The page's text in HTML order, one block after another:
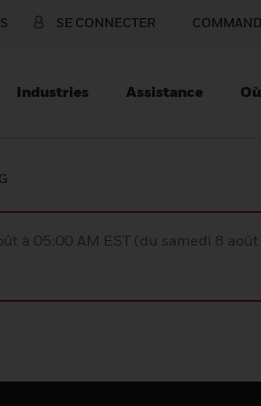
SE CONNECTER
Industries Assistance
à 05:00 AM EST (du samedi 8 août